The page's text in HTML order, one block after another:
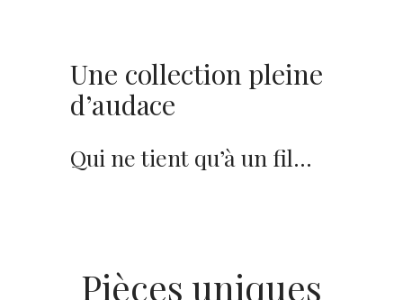
Une collection pleine
d’audace
Qui ne tient qu’à un fil…
Pièces uniques